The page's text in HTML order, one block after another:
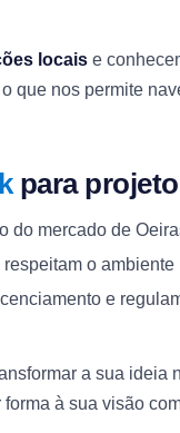
locais e
o que nos permite
para
do mercado de
o ambiente
e
a sua ideia
à sua visão